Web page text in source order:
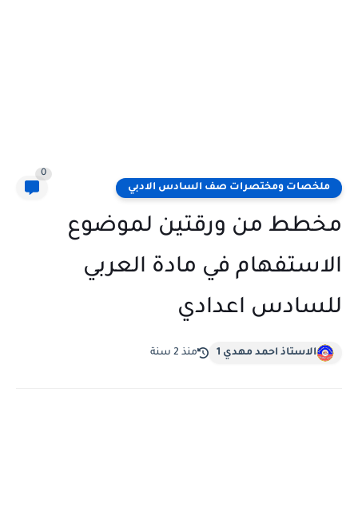
ملخصات ومختصرات صف السادس الادبي
0
مخطط من ورقتين لموضوع
الاستفهام في مادة العربي
للسادس اعدادي
الاستاذ احمد مهدي 1 منذ 2 سنة